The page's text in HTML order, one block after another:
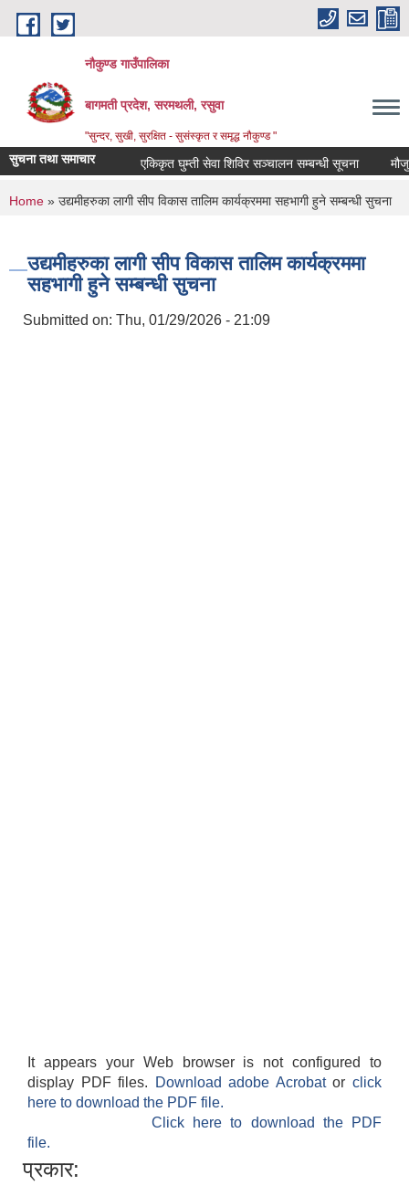
Skip to main content
नौकुण्ड गाउँपालिका
बागमती प्रदेश, सरमथली, रसुवा
"सुन्दर, सुखी, सुरक्षित - सुसंस्कृत र समृद्ध नौकुण्ड "
सुचना तथा समाचार एकिकृत घुम्ती सेवा शिविर सञ्‍चालन सम्बन्धी सूचना
You are here
Home » उद्यमीहरुका लागी सीप विकास तालिम कार्यक्रममा सहभागी हुने सम्बन्धी सुचना
उद्यमीहरुका लागी सीप विकास तालिम कार्यक्रममा
सहभागी हुने सम्बन्धी सुचना
Submitted on: Thu, 01/29/2026 - 21:09
It appears your Web browser is not configured to
display PDF files.
Download adobe Acrobatorclick
here to download the PDF file.
Click here to download the PDF
file.
प्रकार: